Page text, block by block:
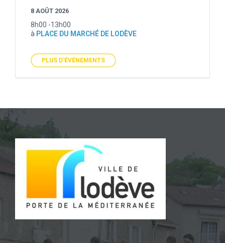
8 AOÛT 2026
8h00 -13h00
à PLACE DU MARCHÉ DE LODÈVE
PLUS D'ÉVÉNEMENTS